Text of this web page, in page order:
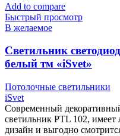
Add to compare
Быстрый просмотр
В желаемое
Cветильник
белый тм «iSvet»
Потолочные светильники
iSvet
Современный
светильник PTL 102,
дизайн и выгодно